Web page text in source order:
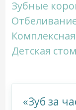
Зубные
Детская
«Зуб за